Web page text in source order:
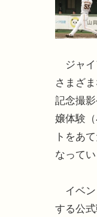
ジャイ
さまざ
記念撮
嬢体験
トをあ
なってい
イベン
する公